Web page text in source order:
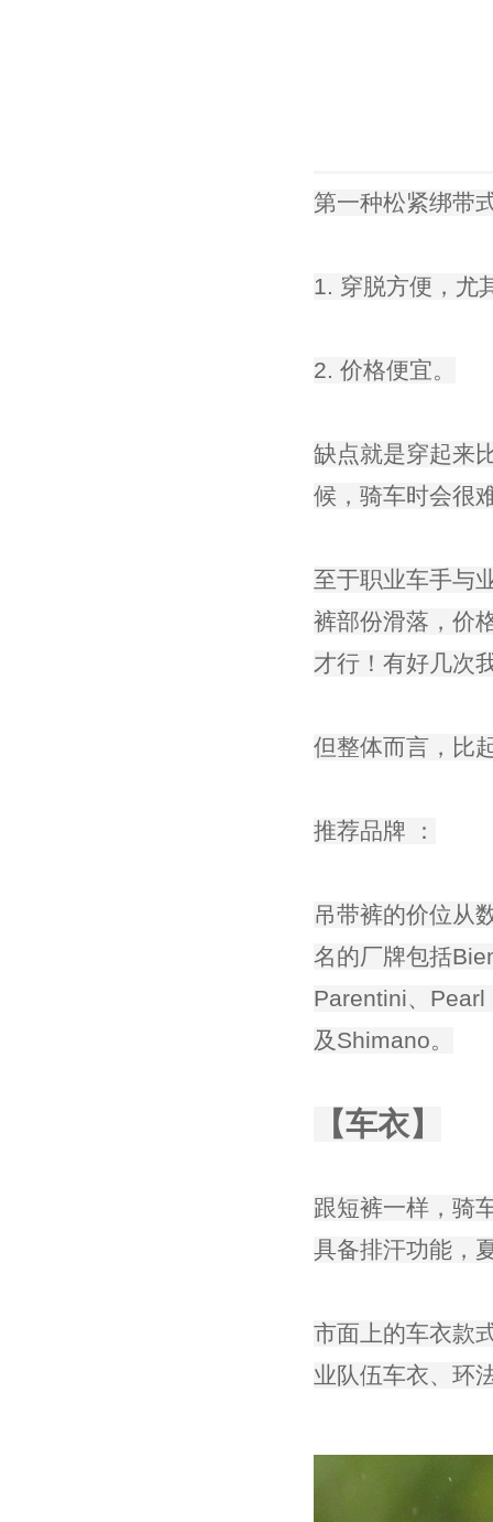
第一种松紧绑带
1. 穿脱方便，尤
2. 价格便宜。
缺点就是穿起来
候，骑车时会很
至于职业车手与
裤部份滑落，价
才行！有好几次
但整体而言，比
推荐品牌 ：
吊带裤的价位从
名的厂牌包括
Parentini、
及Shimano。
【车衣】
跟短裤一样，骑
具备排汗功能，
市面上的车衣款
业队伍车衣、环